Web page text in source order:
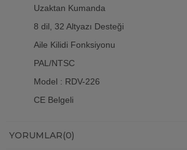
Uzaktan Kumanda
8 dil, 32 Altyazı Desteği
Aile Kilidi Fonksiyonu
PAL/NTSC
Model : RDV-226
CE Belgeli
YORUMLAR(0)